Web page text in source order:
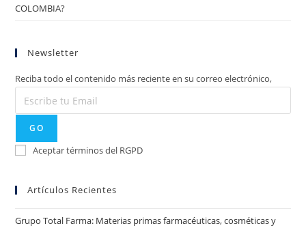
COLOMBIA?
Newsletter
Reciba todo el contenido más reciente en su correo electrónico,
GO
Aceptar términos del RGPD
Artículos Recientes
Grupo Total Farma: Materias primas farmacéuticas, cosméticas y